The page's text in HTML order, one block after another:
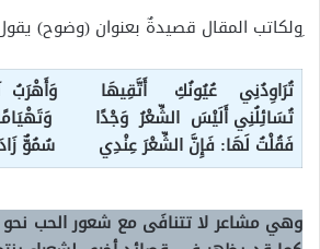
ِولكاتب المقال قصيدةٌ بعنوان (وضوح)
تُرَاوِدُنِي عُيُونُكِ أَتَّقِيهَا وَأَهْرَبُ
تُسَائِلُنِي أَلَيْسَ الشِّعْرُ وَجْدًا
فَقُلْتُ لَهَا: فَإِنَّ الشِّعْرَ عِنْدِي سُمُوٌّ
وهي مشاعر لا تتنافَى مع شعور الحب نحو